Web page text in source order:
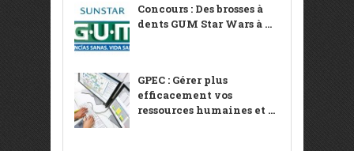
Concours : Des brosses à
dents GUM Star Wars à ...
GPEC : Gérer plus
efficacement vos
ressources humaines et ...